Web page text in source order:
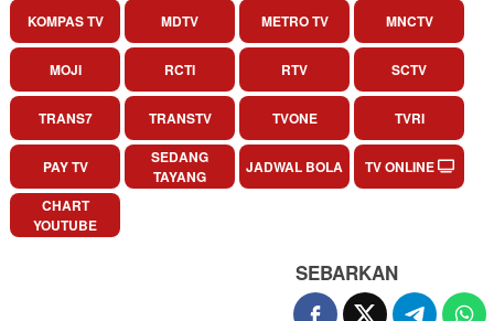
KOMPAS TV MDTV METRO TV MNCTV
MOJI RCTI RTV SCTV
TRANS7 TRANSTV TVONE TVRI
PAY TV
SEDANG
TAYANG
JADWAL BOLA
TV ONLINE
CHART
YOUTUBE
SEBARKAN